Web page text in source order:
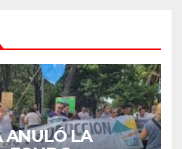
ANULÓ LA